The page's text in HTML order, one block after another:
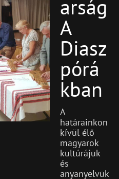
Arság
A
Diasz
Pórá
Kban
A
határainkon
kívül élő
magyarok
kultúrájuk
és
anyanyelvük